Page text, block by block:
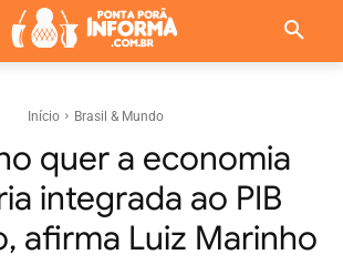
Início Brasil & Mundo
quer a economia
integrada ao PIB
afirma Luiz Marinho